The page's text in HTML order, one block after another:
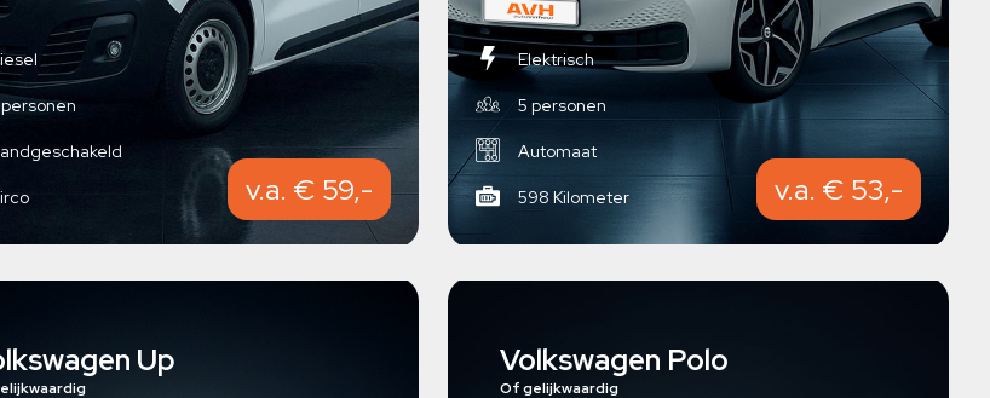
v.a. € 59,-
Elektrisch
5 personen
Automaat
598 Kilometer v.a. € 53,-
Up Volkswagen Polo
Of gelijkwaardig